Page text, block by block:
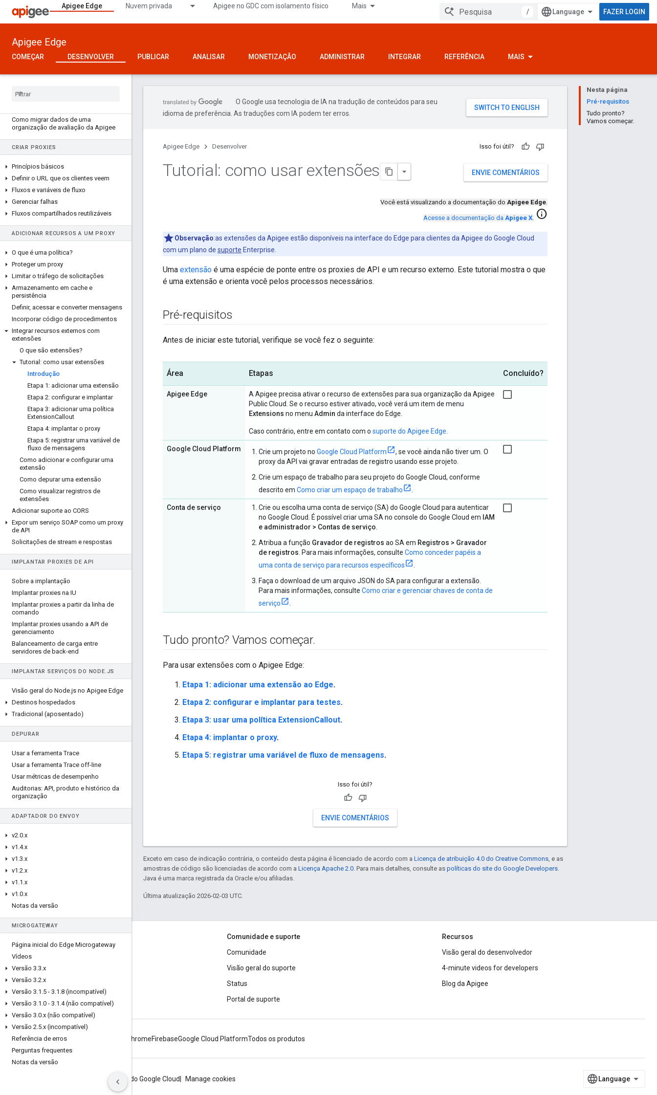
Apigee Edge Nuvem privada Apigee no GDC com isolamento físico Mais
/ FAZER LOGIN
Apigee Edge
COMEÇAR DESENVOLVER PUBLICAR ANALISAR MONETIZAÇÃO ADMINISTRAR INTEGRAR REFERÊNCIA MAIS
RECURSOS PARA
DESENVOLVEDORES
Conheça o Edge
Manual de proxy de API
Como migrar dados de uma
organização de avaliação da Apigee
CRIAR PROXIES
Princípios básicos
Definir o URL que os clientes veem
Fluxos e variáveis de fluxo
Gerenciar falhas
Fluxos compartilhados reutilizáveis
ADICIONAR RECURSOS A UM PROXY
O que é uma política?
Proteger um proxy
Limitar o tráfego de solicitações
Armazenamento em cache e
persistência
Definir, acessar e converter mensagens
Incorporar código de procedimentos
Integrar recursos externos com
extensões
O que são extensões?
Tutorial: como usar extensões
Introdução
Etapa 1: adicionar uma extensão
Etapa 2: configurar e implantar
Etapa 3: adicionar uma política
ExtensionCallout
Etapa 4: implantar o proxy
Etapa 5: registrar uma variável de
fluxo de mensagens
Como adicionar e configurar uma
extensão
Como depurar uma extensão
Como visualizar registros de
extensões
Adicionar suporte ao CORS
Expor um serviço SOAP como um proxy
de API
Solicitações de stream e respostas
IMPLANTAR PROXIES DE API
Sobre a implantação
Implantar proxies na IU
Implantar proxies a partir da linha de
comando
Implantar proxies usando a API de
gerenciamento
Balanceamento de carga entre
servidores de back-end
IMPLANTAR SERVIÇOS DO NODE. JS
Visão geral do Node.js no Apigee Edge
Destinos hospedados
Tradicional (aposentado)
DEPURAR
Usar a ferramenta Trace
Usar a ferramenta Trace off-line
Usar métricas de desempenho
Auditorias: API, produto e histórico da
organização
ADAPTADOR DO ENVOY
v2.0.x
v1 .4.x
v1 .3.x
v1 .2.x
v1 .1 .x
v1 .0.x
Notas da versão
MICROGATEWAY
Página inicial do Edge Microgateway
Vídeos
Versão 3.3.x
Versão 3.2.x
Versão 3.1 .5 - 3.1 .8 (incompatível)
Versão 3.1 .0 - 3.1 .4 (não compatível)
Versão 3.0.x (não compatível)
Versão 2.5.x (incompatível)
Referência de erros
Perguntas frequentes
Notas da versão
Nesta página
Pré-requisitos
Tudo pronto?
Vamos começar.
O Google usa tecnologia de IA na tradução de conteúdos para seu
idioma de preferência. As traduções com IA podem ter erros.
Apigee Edge Desenvolver Isso foi útil?
ENVIE COMENTÁRIOS
Tutorial: como usar extensões
Você está visualizando a documentação do Apigee Edge.
Acesse a documentação da Apigee X. info
Observação:as extensões da Apigee estão disponíveis na interface do Edge para clientes da Apigee do Google Cloud
com um plano de suporte Enterprise.
Uma extensão é uma espécie de ponte entre os proxies de API e um recurso externo. Este tutorial mostra o que
é uma extensão e orienta você pelos processos necessários.
Pré-requisitos
Antes de iniciar este tutorial, verifique se você fez o seguinte:
Área Etapas Concluído?
Apigee Edge
A Apigee precisa ativar o recurso de extensões para sua organização da Apigee
Public Cloud. Se o recurso estiver ativado, você verá um item de menu
Extensions no menu Admin da interface do Edge.
Caso contrário, entre em contato com o suporte do Apigee Edge
Google Cloud Platform Crie um projeto no Google Cloud Platform
, se você ainda não tiver um. O
proxy da API vai gravar entradas de registro usando esse projeto.
Crie um espaço de trabalho para seu projeto do Google Cloud, conforme
descrito em Como criar um espaço de trabalho
Conta de serviço
Crie ou escolha uma conta de serviço (SA) do Google Cloud para autenticar
no Google Cloud. É possível criar uma SA no console do Google Cloud em IAM
e administrador > Contas de serviço
Atribua a função Gravador de registros ao SA em Registros > Gravador
de registros . Para mais informações, consulte Como conceder papéis a
uma conta de serviço para recursos específicos
Faça o download de um arquivo JSON do SA para configurar a extensão.
Para mais informações, consulte Como criar e gerenciar chaves de conta de
serviço
Tudo pronto? Vamos começar.
Para usar extensões com o Apigee Edge:
Etapa 1: adicionar uma extensão ao Edge.
Etapa 2: configurar e implantar para testes.
Etapa 3: usar uma política ExtensionCallout.
Etapa 4: implantar o proxy.
Etapa 5: registrar uma variável de fluxo de mensagens.
Isso foi útil?
ENVIE COMENTÁRIOS
Exceto em caso de indicação contrária, o conteúdo desta página é licenciado de acordo com a Licença de atribuição 4.0 do Creative Commons, e as
amostras de código são licenciadas de acordo com a Licença Apache 2.0. Para mais detalhes, consulte as políticas do site do Google Developers.
Java é uma marca registrada da Oracle e/ou afiliadas.
Última atualização 2026-02-03 UTC.
We're part of Google
Eventos
Parceiros
e-books e webcasts
Comunidade e suporte
Comunidade
Visão geral do suporte
Status
Portal de suporte
Recursos
Visão geral do desenvolvedor
4-minute videos for developers
Blog da Apigee
ChromeFirebaseGoogle Cloud PlatformTodos os produtos
Termos do Google Cloud Manage cookies